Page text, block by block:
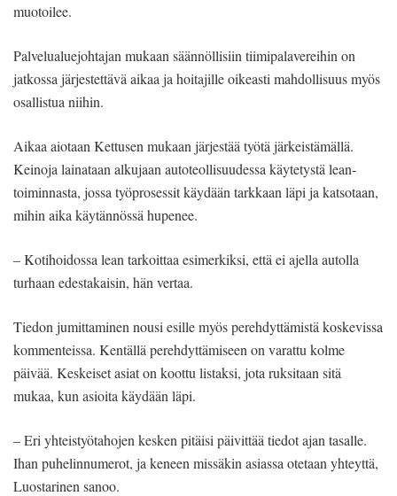
muotoilee.
Palvelualuejohtajan mukaan säännöllisiin tiimipalavereihin on
jatkossa järjestettävä aikaa ja hoitajille oikeasti mahdollisuus myös
osallistua niihin.
Aikaa aiotaan Kettusen mukaan järjestää työtä järkeistämällä.
Keinoja lainataan alkujaan autoteollisuudessa käytetystä lean-
toiminnasta, jossa työprosessit käydään tarkkaan läpi ja katsotaan,
mihin aika käytännössä hupenee.
– Kotihoidossa lean tarkoittaa esimerkiksi, että ei ajella autolla
turhaan edestakaisin, hän vertaa.
Tiedon jumittaminen nousi esille myös perehdyttämistä koskevissa
kommenteissa. Kentällä perehdyttämiseen on varattu kolme
päivää. Keskeiset asiat on koottu listaksi, jota ruksitaan sitä
mukaa, kun asioita käydään läpi.
– Eri yhteistyötahojen kesken pitäisi päivittää tiedot ajan tasalle.
Ihan puhelinnumerot, ja keneen missäkin asiassa otetaan yhteyttä,
Luostarinen sanoo.